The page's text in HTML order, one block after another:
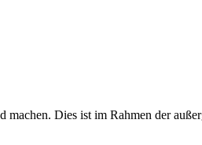
Dies ist im Rahmen der